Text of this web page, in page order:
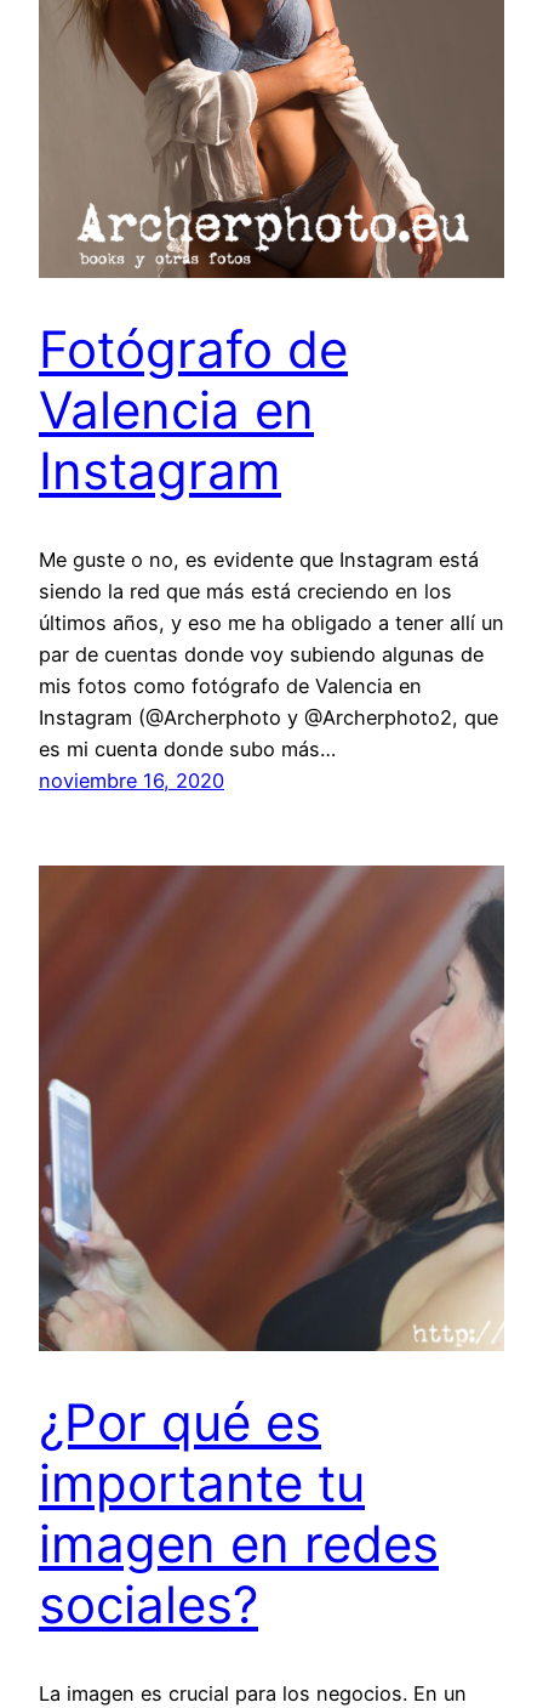
Fotógrafo de
Valencia en
Instagram
Me guste o no, es evidente que Instagram está
siendo la red que más está creciendo en los
últimos años, y eso me ha obligado a tener allí un
par de cuentas donde voy subiendo algunas de
mis fotos como fotógrafo de Valencia en
Instagram (@Archerphoto y @Archerphoto2, que
es mi cuenta donde subo más…
noviembre 16, 2020
¿Por qué es
importante tu
imagen en redes
sociales?
La imagen es crucial para los negocios. En un